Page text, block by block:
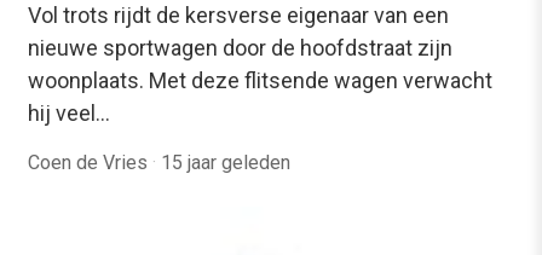
Vol trots rijdt de kersverse eigenaar van een
nieuwe sportwagen door de hoofdstraat zijn
woonplaats. Met deze flitsende wagen verwacht
hij veel…
Coen de Vries · 15 jaar geleden